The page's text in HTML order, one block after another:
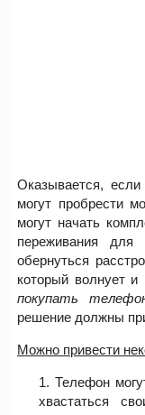
Оказывается,
могут пробрести
могут начать
переживания
обернуться
который волнует
покупать
решение должны
Можно привести
Телефон
хвастаться